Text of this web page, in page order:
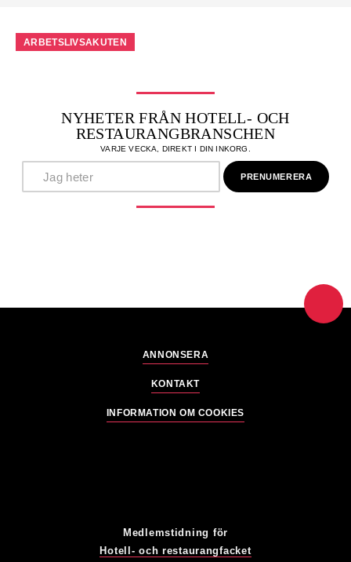
ARBETSLIVSAKUTEN
NYHETER FRÅN HOTELL- OCH
RESTAURANGBRANSCHEN
VARJE VECKA, DIREKT I DIN INKORG.
ANNONSERA
KONTAKT
INFORMATION OM COOKIES
Medlemstidning för
Hotell- och restaurangfacket